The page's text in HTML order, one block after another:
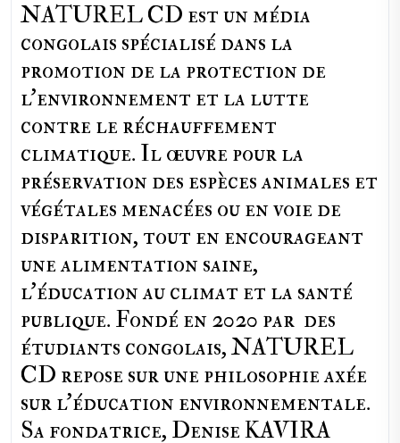
NATUREL CD est un média
congolais spécialisé dans la
promotion de la protection de
l’environnement et la lutte
contre le réchauffement
climatique. Il œuvre pour la
préservation des espèces animales et
végétales menacées ou en voie de
disparition, tout en encourageant
une alimentation saine,
l'éducation au climat et la santé
publique. Fondé en 2020 par des
étudiants congolais, NATUREL
CD repose sur une philosophie axée
sur l'éducation environnementale.
Sa fondatrice, Denise KAVIRA